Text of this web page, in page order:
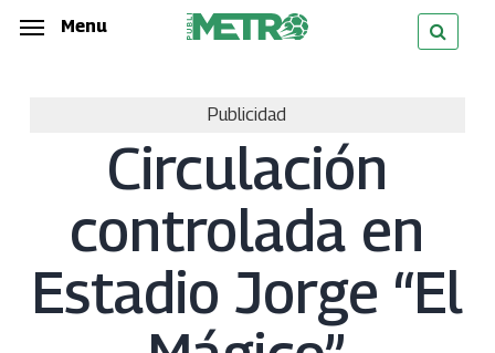
Skip
Menu
Publicidad
Circulación
controlada en
Estadio Jorge “El
Menu